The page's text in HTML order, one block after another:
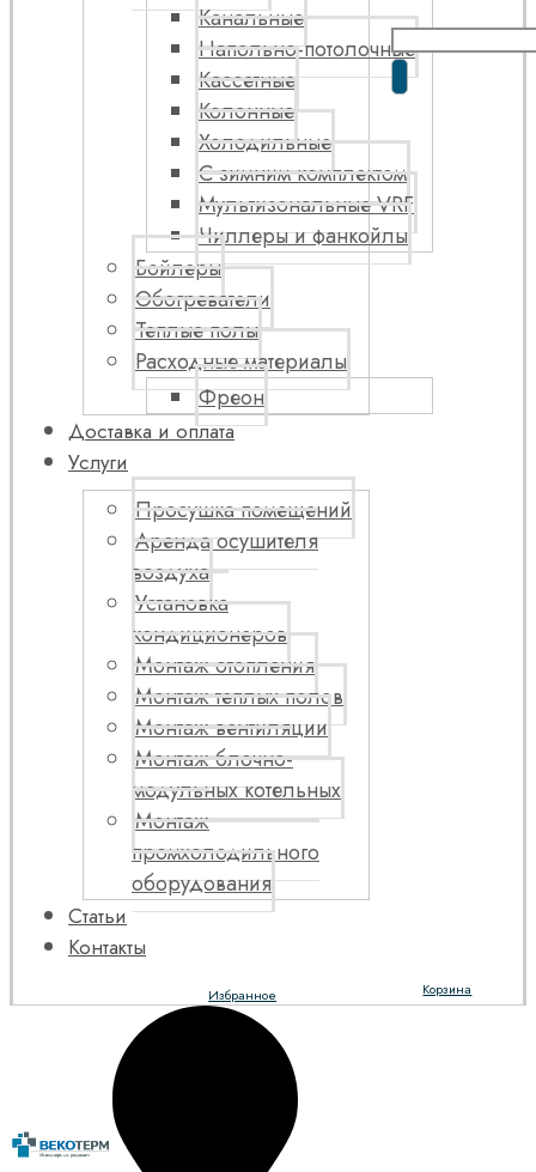
Канальные
Напольно-потолочные
Кассетные
Колонные
Холодильные
С зимним комплектом
Мультизональные VRF
Чиллеры и фанкойлы
Бойлеры
Обогреватели
Теплые полы
Расходные материалы
Фреон
Доставка и оплата
Услуги
Просушка помещений
Аренда осушителя
воздуха
Установка
кондиционеров
Монтаж отопления
Монтаж теплых полов
Монтаж вентиляции
Монтаж блочно-
модульных котельных
Монтаж
промхолодильного
оборудования
Статьи
Контакты
Корзина
Избранное